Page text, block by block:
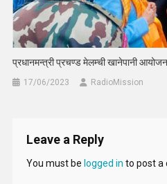
प्रधानमन्त्री प्रचण्ड मेलम्ची खानेपानी
17/06/2023 RadioMission
Leave a Reply
You must be logged in to post a